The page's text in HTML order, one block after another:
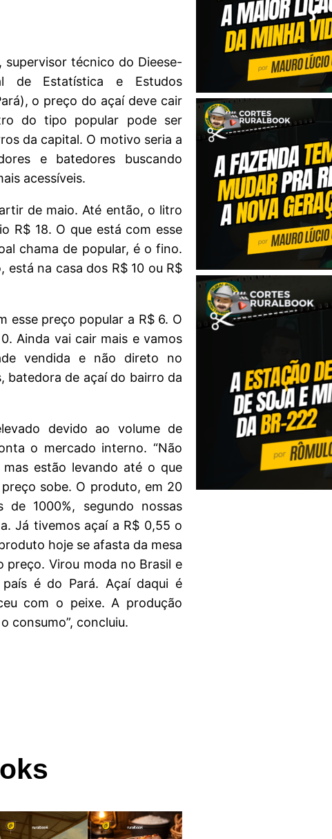
supervisor técnico do Dieese-
de Estatística e Estudos
o preço do açaí deve cair
do tipo popular pode ser
da capital. O motivo seria a
e batedores buscando
acessíveis.
de maio. Até então, o litro
R$ 18. O que está com esse
chama de popular, é o fino.
está na casa dos R$ 10 ou R$
esse preço popular a R$ 6. O
Ainda vai cair mais e vamos
vendida e não direto no
batedora de açaí do bairro da
devido ao volume de
o mercado interno. “Não
estão levando até o que
sobe. O produto, em 20
1000%, segundo nossas
Já tivemos açaí a R$ 0,55 o
hoje se afasta da mesa
preço. Virou moda no Brasil e
é do Pará. Açaí daqui é
com o peixe. A produção
consumo”, concluiu.